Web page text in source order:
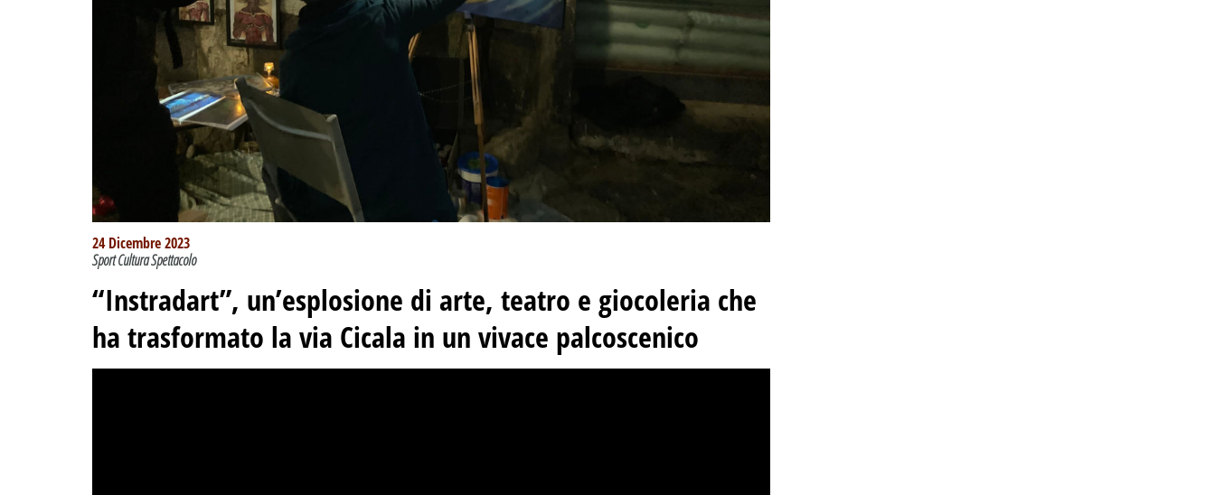
24 Dicembre 2023
Sport Cultura Spettacolo
“Instradart”, un’esplosione di arte, teatro e giocoleria che
ha trasformato la via Cicala in un vivace palcoscenico